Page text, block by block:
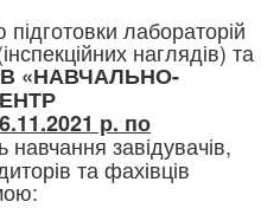
підготовки лабораторій
наглядів) та
«НАВЧАЛЬНО-
р. по
навчання завідувачів,
та фахівців